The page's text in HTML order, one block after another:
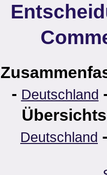
- Deutschland
Deutschland